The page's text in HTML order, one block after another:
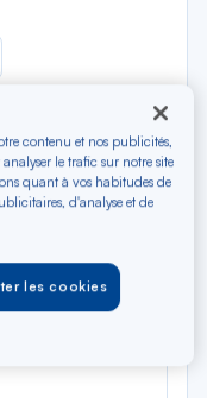
contenu et nos publicités,
le trafic sur notre site
quant à vos habitudes de
d'analyse et de
les cookies